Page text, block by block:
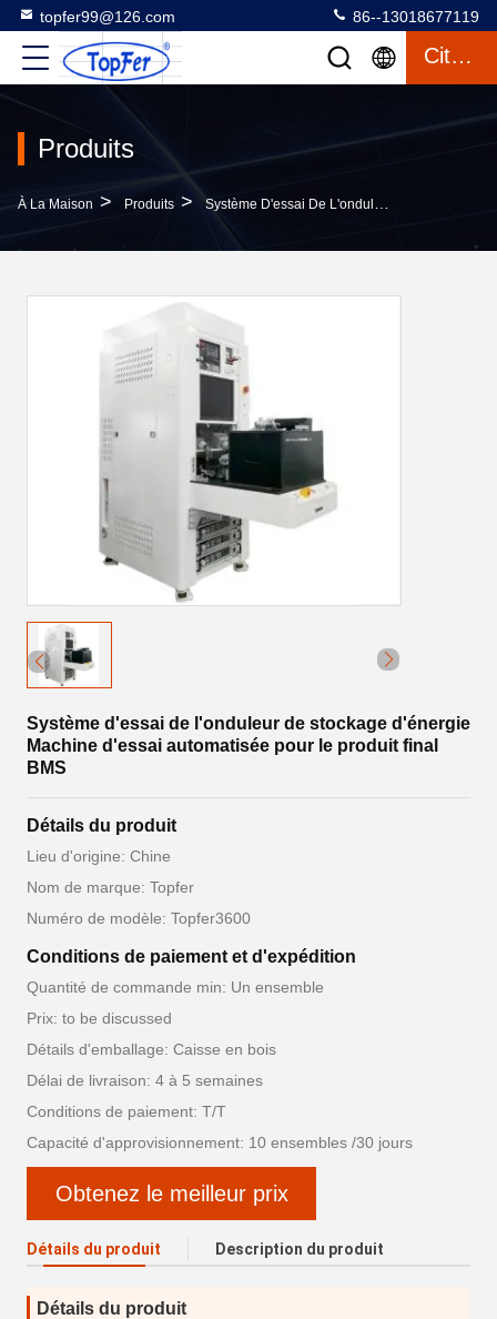
topfer99@126.com 86--13018677119
Citation
Produits
À La Maison > Produits > Système D'essai De L'onduleur
Système d'essai de l'onduleur de stockage d'énergie
Machine d'essai automatisée pour le produit final
BMS
Détails du produit
Lieu d'origine: Chine
Nom de marque: Topfer
Numéro de modèle: Topfer3600
Conditions de paiement et d'expédition
Quantité de commande min: Un ensemble
Prix: to be discussed
Détails d'emballage: Caisse en bois
Délai de livraison: 4 à 5 semaines
Conditions de paiement: T/T
Capacité d'approvisionnement: 10 ensembles /30 jours
Obtenez le meilleur prix
Détails du produit Description du produit
Détails du produit